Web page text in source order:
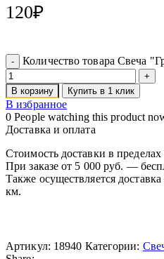
120₽
Количество товара Свеча
В корзину Купить в 1 клик
В избранное
0 People watching this product
Доставка и оплата
Стоимость доставки в
При заказе от 5 000 руб. —
Также осуществляется
км.
Артикул: 18940 Категории: